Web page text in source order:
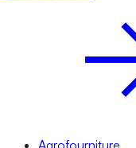
Agrofourniture